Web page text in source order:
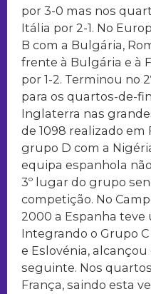
por 3-0 mas nos
Itália por 2-1. No
B com a Bulgária,
frente à Bulgária e à
por 1-2. Terminou no
para os quartos-de-
Inglaterra nas
de 1098 realizado em
grupo D com a
equipa espanhola
3º lugar do grupo
competição. No
2000 a Espanha
Integrando o Grupo
e Eslovénia, alcançou
seguinte. Nos
França, saindo esta